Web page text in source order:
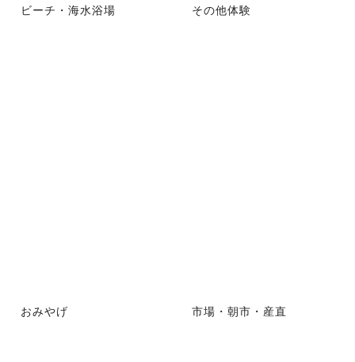
ビーチ・海水浴場 その他体験
おみやげ 市場・朝市・産直